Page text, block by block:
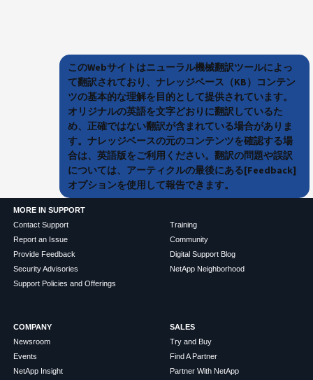
このWebサイトはニューラル機械翻訳ツールによっ
て翻訳されており、ナレッジベース（KB）コンテン
ツの基本的な理解を目的として提供されています。
オリジナルの英語を文字どおりに翻訳しているた
め、正確ではない翻訳が含まれている場合がありま
す。ナレッジベースの元のコンテンツを確認する場
合は、英語版をご利用ください。翻訳の問題や誤訳
については、アーティクルの最後にある[Feedback]
オプションを使用して報告できます。
MORE IN SUPPORT
Contact Support
Report an Issue
Provide Feedback
Security Advisories
Support Policies and Offerings
Training
Community
Digital Support Blog
NetApp Neighborhood
COMPANY
Newsroom
Events
NetApp Insight
SALES
Try and Buy
Find A Partner
Partner With NetApp